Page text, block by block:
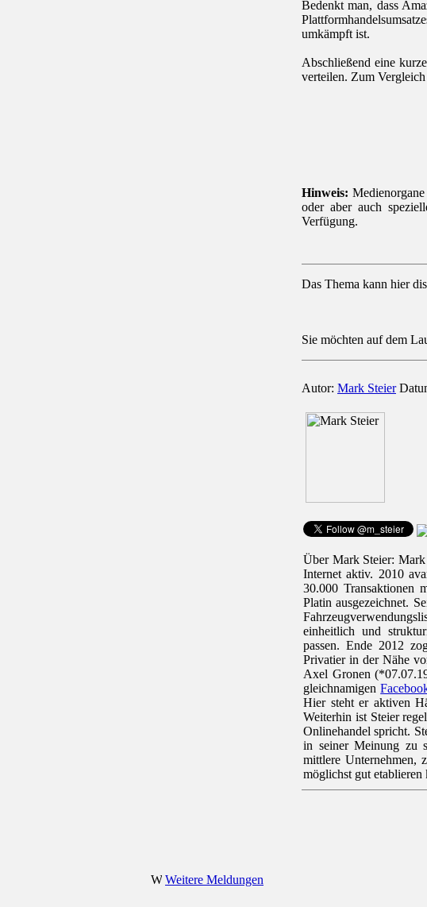
Bedenkt man, dass
umkämpft ist.
Abschließend eine
verteilen. Zum
Hinweis:
oder aber auch
Verfügung.
Das Thema kann hier
Sie möchten auf dem
Autor: Mark Steier
Über Mark Steier:
Internet aktiv. 2010
30.000 Transaktionen
Platin ausgezeichnet.
einheitlich und
passen. Ende 2012
Privatier in der Nähe
Axel Gronen
gleichnamigen
Hier steht er aktiven
Weiterhin ist Steier
Onlinehandel spricht.
in seiner Meinung zu
mittlere Unternehmen,
möglichst gut etablieren
Weitere Meldungen